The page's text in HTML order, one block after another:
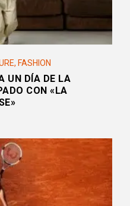
, FASHION
UN DÍA DE LA
CON «LA